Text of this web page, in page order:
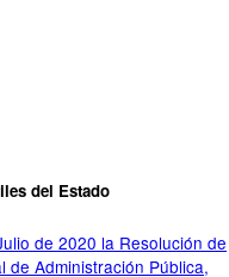
del Estado
de 2020 la Resolución de
Administración Pública,